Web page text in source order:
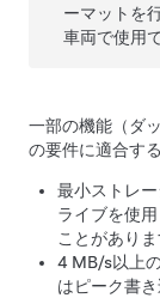
ーマットを
車両で使用
一部の機能（ダ
の要件に適合す
最小ストレ
ライブを使
ことがありま
4 MB/s以上
はピーク書